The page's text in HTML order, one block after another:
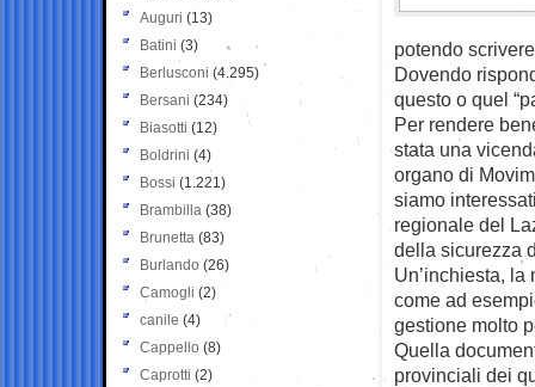
potendo
Dovendo
questo o quel
Per rendere
stata una
organo di
siamo
regionale del
della sicurezza
Un’inchiesta,
come ad
gestione molto
Quella
provinciali dei
Auguri (13)
Batini (3)
Berlusconi (4.295)
Bersani (234)
Biasotti (12)
Boldrini (4)
Bossi (1.221)
Brambilla (38)
Brunetta (83)
Burlando (26)
Camogli (2)
canile (4)
Cappello (8)
Caprotti (2)